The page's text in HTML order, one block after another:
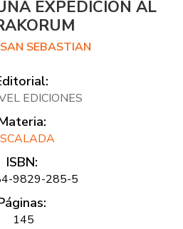
EXPEDICION AL
SEBASTIAN
EDICIONES
ISBN:
9829-285-5
145